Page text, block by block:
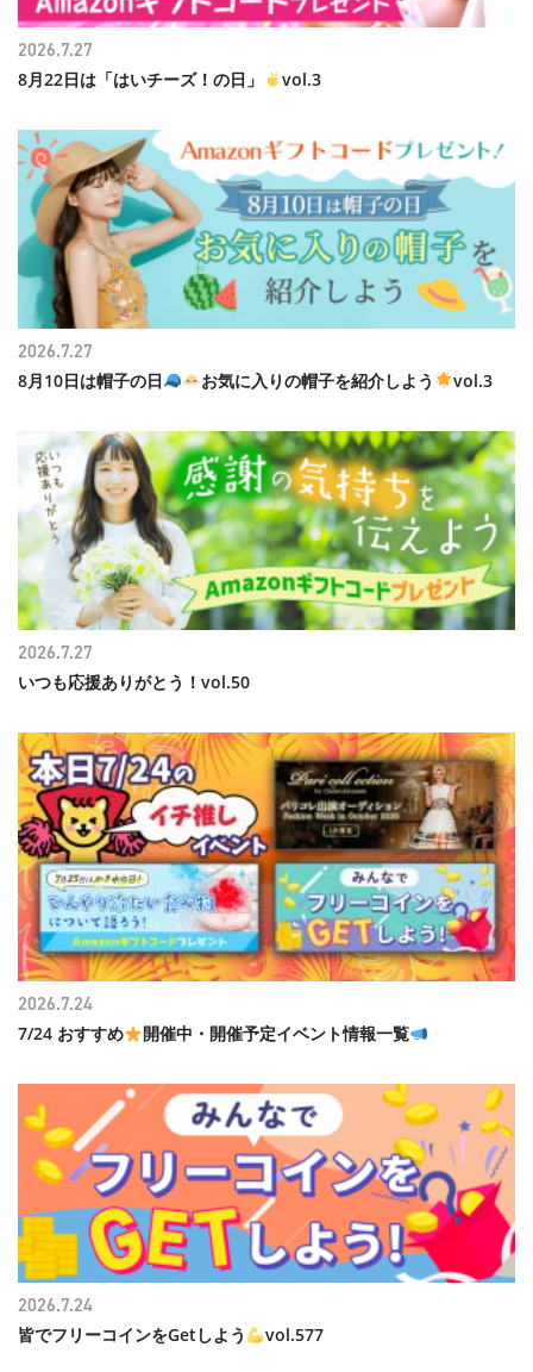
8月22日は「はいチーズ！の日」 vol.3
2026.7.27
8月10日は帽子の日 お気に入りの帽子を紹介しよう vol.3
2026.7.27
いつも応援ありがとう！vol.50
2026.7.27
7/24 おすすめ 開催中・開催予定イベント情報一覧
2026.7.24
皆でフリーコインをGetしよう vol.577
2026.7.24